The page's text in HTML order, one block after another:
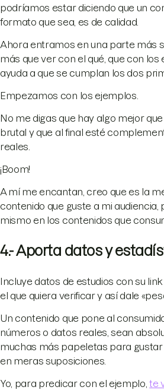
podríamos estar diciendo que un
formato que sea, es de calidad.
Ahora entramos en una parte más
más que ver con el qué, que con
ayuda a que se cumplan los dos
Empezamos con los ejemplos.
No me digas que hay algo mejor
brutal y que al final esté
reales.
¡Boom!
A mí me encantan, creo que es la
contenido que guste a mi audiencia,
mismo en los contenidos que
4.- Aporta datos y
Incluye datos de estudios con su
el que quiera verificar y así dale
Un contenido que pone al
números o datos reales, sean
muchas más papeletas para
en meras suposiciones.
Yo, para predicar con el ejemplo,te